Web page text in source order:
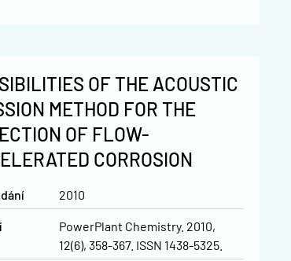
OF THE ACOUSTIC
METHOD FOR THE
OF FLOW-
CORROSION
2010
PowerPlant Chemistry. 2010,
12(6), 358-367. ISSN 1438-5325.